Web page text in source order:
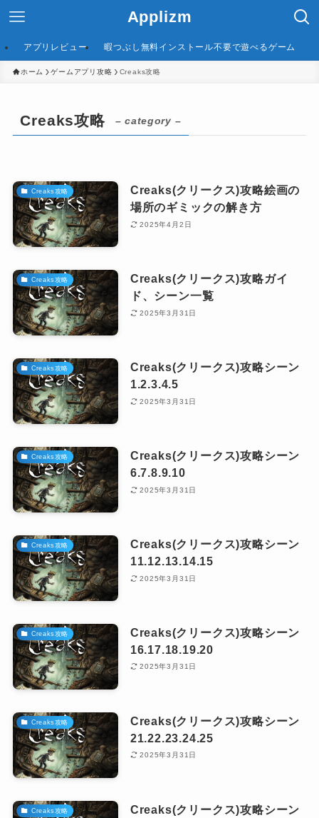
Applizm
アプリレビュー 暇つぶし無料インストール不要で遊べるゲーム
ホーム ゲームアプリ攻略 Creaks攻略
Creaks攻略 – category –
Creaks攻略
Creaks(クリークス)攻略絵画の
場所のギミックの解き方
2025年4月2日
Creaks攻略
Creaks(クリークス)攻略ガイ
ド、シーン一覧
2025年3月31日
Creaks攻略
Creaks(クリークス)攻略シーン
1.2.3.4.5
2025年3月31日
Creaks攻略
Creaks(クリークス)攻略シーン
6.7.8.9.10
2025年3月31日
Creaks攻略
Creaks(クリークス)攻略シーン
11.12.13.14.15
2025年3月31日
Creaks攻略
Creaks(クリークス)攻略シーン
16.17.18.19.20
2025年3月31日
Creaks攻略
Creaks(クリークス)攻略シーン
21.22.23.24.25
2025年3月31日
Creaks攻略
Creaks(クリークス)攻略シーン